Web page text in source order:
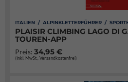
ITALIEN / ALPINKLETTERFÜHRER /
PLAISIR CLIMBING LAGO DI
TOUREN-APP
Preis: 34,95 €
(inkl. MwSt., Versandkostenfrei)